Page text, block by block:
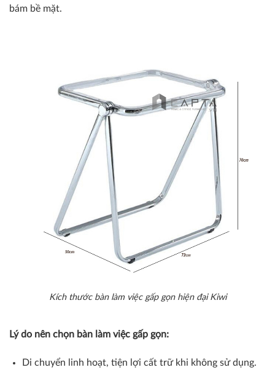
bám bề mặt.
Kích thước bàn làm việc gấp gọn hiện đại Kiwi
Lý do nên chọn bàn làm việc gấp gọn:
Di chuyển linh hoạt, tiện lợi cất trữ khi không sử dụng.